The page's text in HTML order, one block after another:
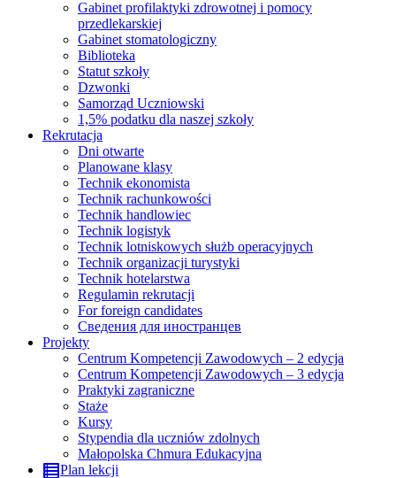
Gabinet profilaktyki zdrowotnej i pomocy
przedlekarskiej
Gabinet stomatologiczny
Biblioteka
Statut szkoły
Dzwonki
Samorząd Uczniowski
1,5% podatku dla naszej szkoły
Rekrutacja
Dni otwarte
Planowane klasy
Technik ekonomista
Technik rachunkowości
Technik handlowiec
Technik logistyk
Technik lotniskowych służb operacyjnych
Technik organizacji turystyki
Technik hotelarstwa
Regulamin rekrutacji
For foreign candidates
Сведения для иностранцев
Projekty
Centrum Kompetencji Zawodowych – 2 edycja
Centrum Kompetencji Zawodowych – 3 edycja
Praktyki zagraniczne
Staże
Kursy
Stypendia dla uczniów zdolnych
Małopolska Chmura Edukacyjna
Plan lekcji